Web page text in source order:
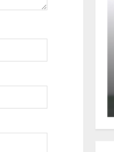
film care nu a
criticilor